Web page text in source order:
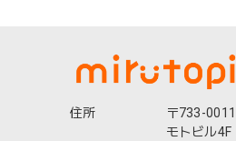
住所
〒733-
モトビル4F